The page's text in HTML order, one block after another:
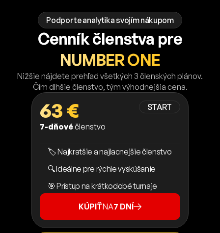
Podporte analytika svojím nákupom
Cenník členstva pre
NUMBER ONE
Nižšie nájdete prehľad všetkých 3 členských plánov.
Čím dlhšie členstvo, tým výhodnejšia cena.
START
63 €
7-dňovéčlenstvo
🏷️ Najkratšie a najlacnejšie členstvo
🔍 Ideálne pre rýchle vyskúšanie
🎯 Prístup na krátkodobé turnaje
KÚPIŤNA7 DNÍ